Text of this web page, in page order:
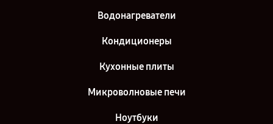
Ремонт стиральной машины Haier HW70-B1426S в г. Киров
Петербург
Водонагреватели
Кондиционеры
Кухонные плиты
Микроволновые печи
Ноутбуки